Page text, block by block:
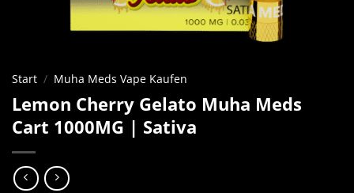
Start / Muha Meds Vape Kaufen
Lemon Cherry Gelato Muha Meds
Cart 1000MG | Sativa